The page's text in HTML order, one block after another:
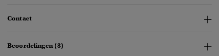
Contact
Beoordelingen (3)